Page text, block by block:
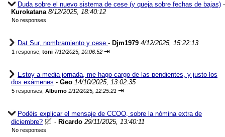
Duda sobre el nuevo sistema de cese (y queja sobre fechas de bajas) -
Kurokatana 8/12/2025, 18:40:12
No responses
Dat Sur, nombramiento y cese - Djm1979 4/12/2025, 15:22:13
1 response; toni 7/12/2025, 10:06:52 ⇥
Estoy a media jornada, me hago cargo de las pendientes, y justo los
dos exámenes - Geo 14/10/2025, 13:02:35
5 responses; Alburno 1/12/2025, 12:25:21 ⇥
Podéis explicar el mensaje de CCOO, sobre la nómina extra de
diciembre?
- Ricardo 29/11/2025, 13:40:11
No responses